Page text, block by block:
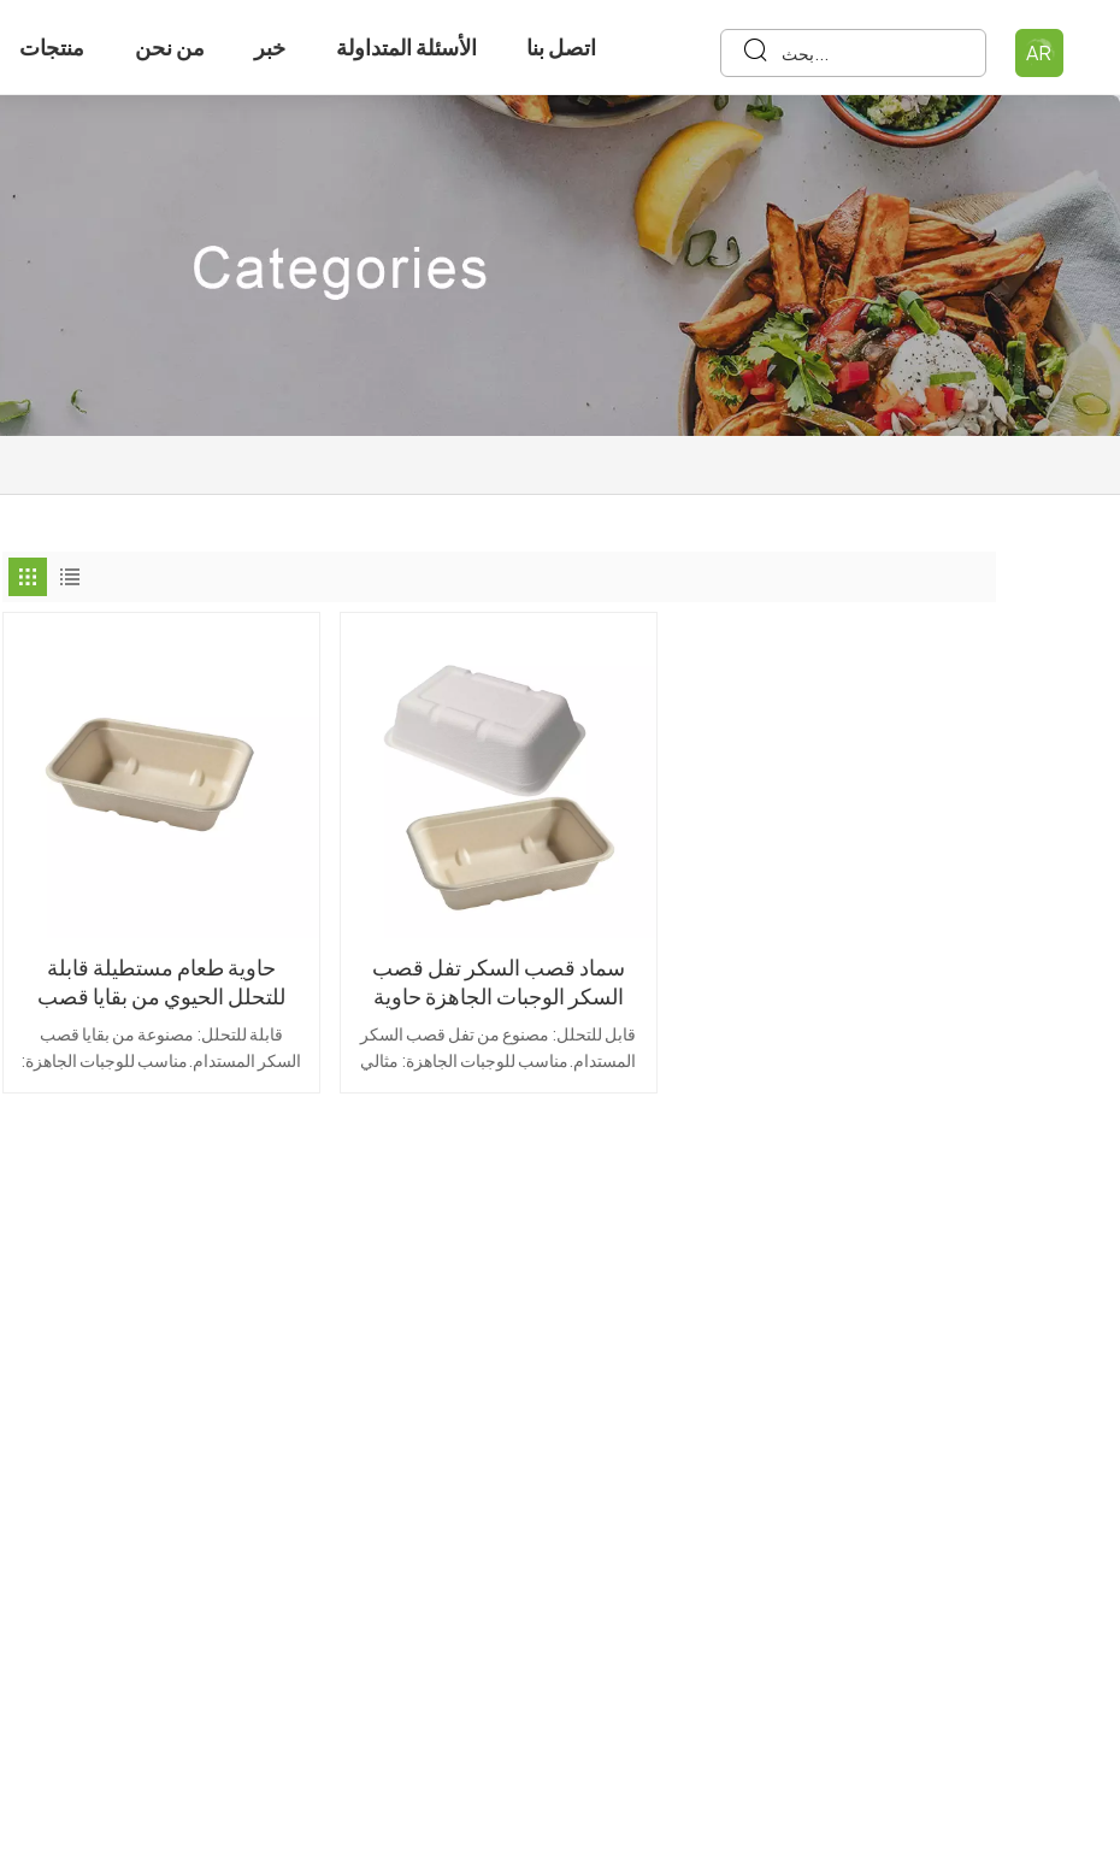
منتجات من نحن خبر الأسئلة المتداولة اتصل بنا AR
حاوية طعام مستطيلة قابلة
للتحلل الحيوي من بقايا قصب
السكر قابلة للتحلل الحيوي بسعة
3000 مل
قابلة للتحلل: مصنوعة من بقايا قصب
السكر المستدام.مناسب للوجبات الجاهزة:
سماد قصب السكر تفل قصب
السكر الوجبات الجاهزة حاوية
الطعام المتاح مستطيلة سلطة
السلطانية
قابل للتحلل: مصنوع من تفل قصب السكر
المستدام.مناسب للوجبات الجاهزة: مثالي